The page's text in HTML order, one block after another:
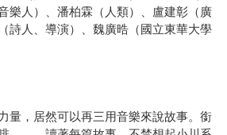
樂人）、潘柏霖（人類）、盧建彰（廣
詩人、導演）、魏廣晧（國立東華大學
，居然可以再三用音樂來說故事。銜